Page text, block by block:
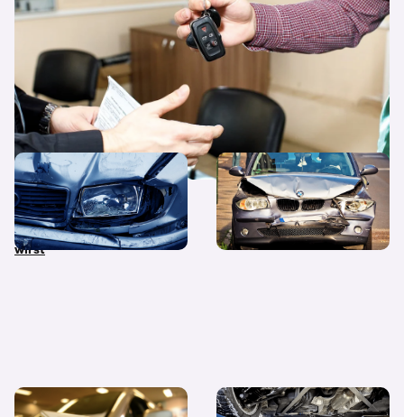
du!
Ramponiertes Blechkleid:
Unfallwagen verkaufen –
wie du dein Unfallauto los
wirst
Defektes Auto verkaufen: So
wirst du dein kaputtes Auto
los
Auto verkaufen: Was ist zu
Auto ohne Tüv verkaufen: